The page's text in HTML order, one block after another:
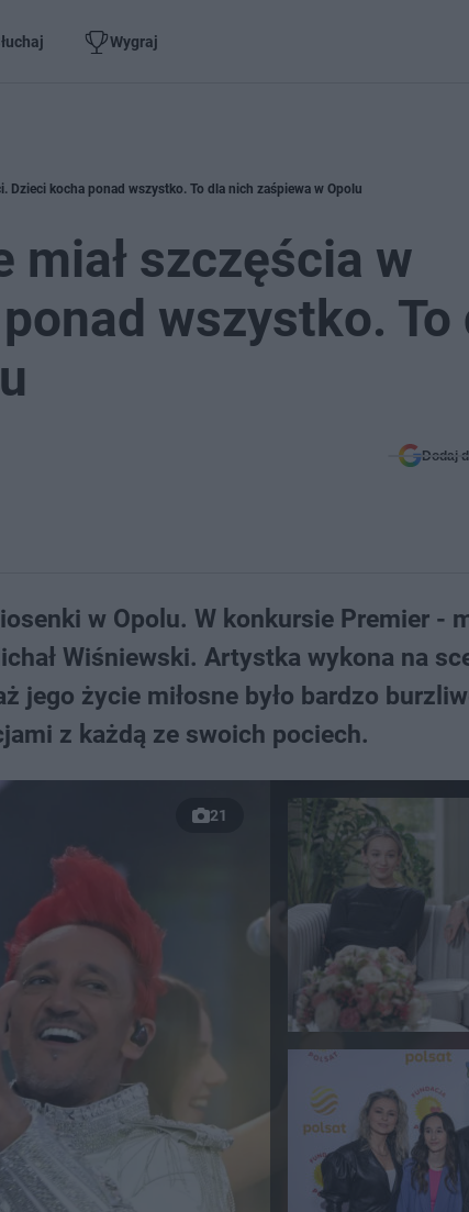
Wygraj
Dzieci kocha ponad wszystko. To dla nich zaśpiewa w Opolu
miał szczęścia w
wszystko. To
Dodaj
w Opolu. W konkursie Premier -
Wiśniewski. Artystka wykona na
jego życie miłosne było bardzo
z każdą ze swoich pociech.
21